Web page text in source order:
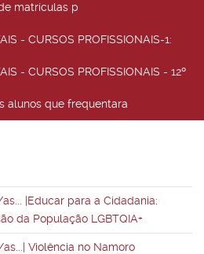
matrículas p
- CURSOS PROFISSIONAIS-1:
- CURSOS PROFISSIONAIS - 12º
alunos que frequentara
|Educar para a Cidadania:
da População LGBTQIA+
Violência no Namoro